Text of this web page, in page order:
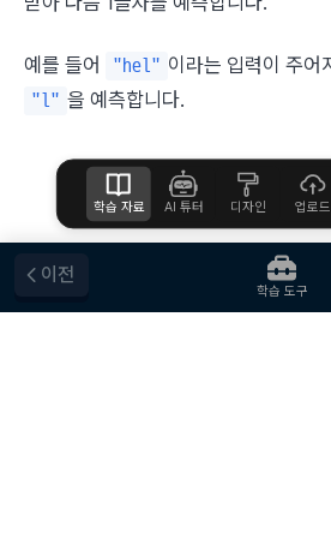
예를 들어 "hel"
"l" 을 예측합니다.
이전
학습 도구
학습 자료 AI 튜터 디자인 업로드